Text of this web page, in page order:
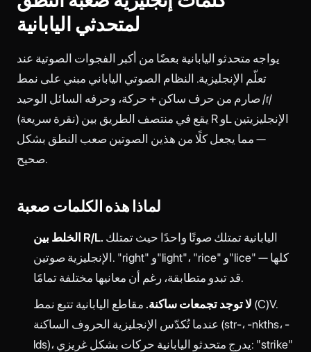
لمتحدثي اليابانية
يواجه متحدثو اليابانية بعضًا من أكبر الفجوات الصوتية عند
تعلّم الإنجليزية. النظام الصوتي الياباني مبني على نمط
صارم من حرف ساكن + حركة، وحرفه السائل الوحيد /ɾ/
(نقرة سريعة) يقع في منتصف الطريق بين R وL الإنجليزيتين
— مما يجعل كلًا من هذين الصوتين صعب النطق بشكل
صحيح.
لماذا هذه الكلمات صعبة
الخلط بين R/L.
الإنجليزية صوتين. "right" و"light"، "rice" و"lice" — كلها
قد تبدو متطابقة، رغم أن معانيها مختلفة تمامًا.
لا توجد تجمعات ساكنة. مقاطع اليابانية تتبع نمط (C)V.
عندما تُكدّس الإنجليزية الحروف الساكنة (str-، -nkths، -
lds)، يدرج متحدثو اليابانية حركات بشكل غريزي: "strike"